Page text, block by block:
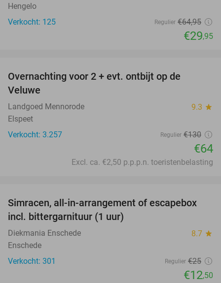
Hengelo
Verkocht: 125
Regulier €64,95
€29,95
Overnachting voor 2 + evt. ontbijt op de
Veluwe
Landgoed Mennorode 9.3 star
Elspeet
Verkocht: 3.257
Regulier €130
€64
Excl. ca. €2,50 p.p.p.n. toeristenbelasting
50%
Simracen, all-in-arrangement of escapebox
incl. bittergarnituur (1 uur)
Diekmania Enschede 8.7 star
Enschede
Verkocht: 301
Regulier €25
€12,50